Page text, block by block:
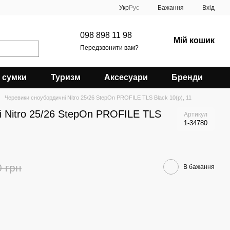
УкрРус Бажання Вхід
098 898 11 98
Передзвонити вам?
Мій кошик
сумки Туризм Аксесуари Бренди
Черевики сноубордичні Nitro 25/26 StepOn PROFILE TLS Black 10(р), 11
Nitro 25/26 StepOn PROFILE TLS Артикул
1-34780
грн В бажання